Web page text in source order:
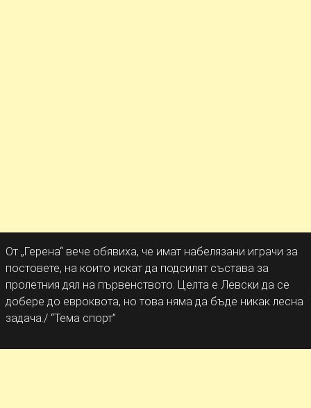
От „Герена“ вече обявиха, че имат набелязани играчи за
постовете, на които искат да подсилят състава за
пролетния дял на първенството. Целта е Левски да се
добере до евроквота, но това няма да бъде никак лесна
задача./ “Тема спорт”